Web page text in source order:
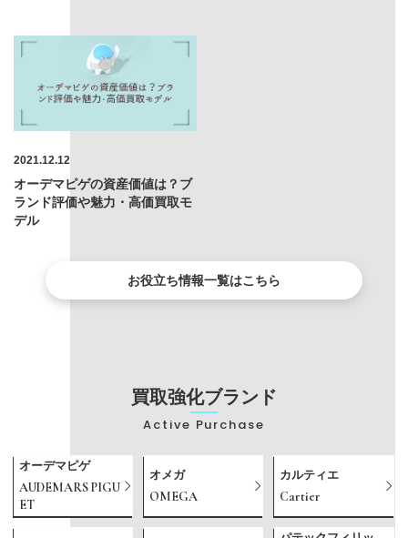
2021.12.12
オーデマピゲの資産価値は？ブ
ランド評価や魅力・高価買取モ
デル
お役立ち情報一覧はこちら
買取強化ブランド
Active Purchase
オーデマピゲ
AUDEMARS PIGU
ET
オメガ
OMEGA
カルティエ
Cartier